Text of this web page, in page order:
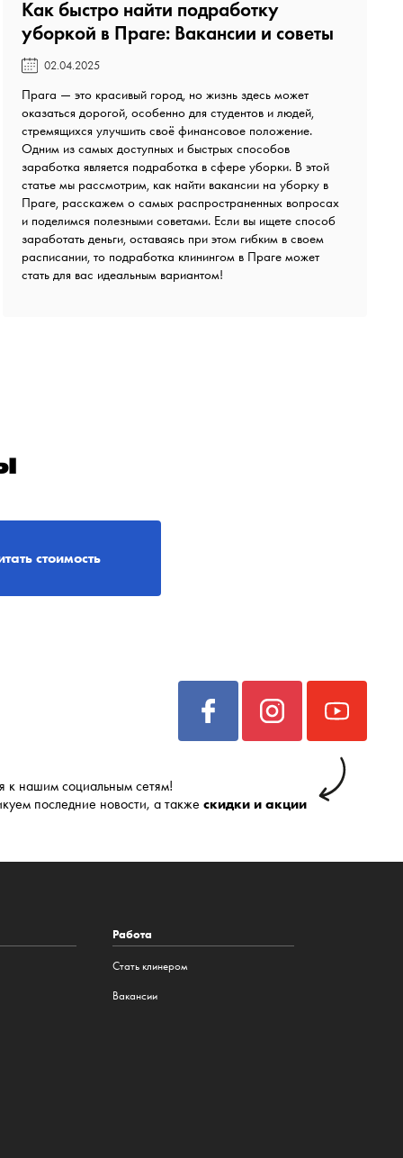
Как быстро найти подработку
уборкой в Праге: Вакансии и советы️
02.04.2025
Прага — это красивый город, но жизнь здесь может
оказаться дорогой, особенно для студентов и людей,
стремящихся улучшить своё финансовое положение.
Одним из самых доступных и быстрых способов
заработка является подработка в сфере уборки. В этой
статье мы рассмотрим, как найти вакансии на уборку в
Праге, расскажем о самых распространенных вопросах
и поделимся полезными советами. Если вы ищете способ
заработать деньги, оставаясь при этом гибким в своем
расписании, то подработка клинингом в Праге может
стать для вас идеальным вариантом!
стоимость
к нашим социальным сетям!
последние новости, а также скидки и акции
Работа
Стать клинером
Вакансии